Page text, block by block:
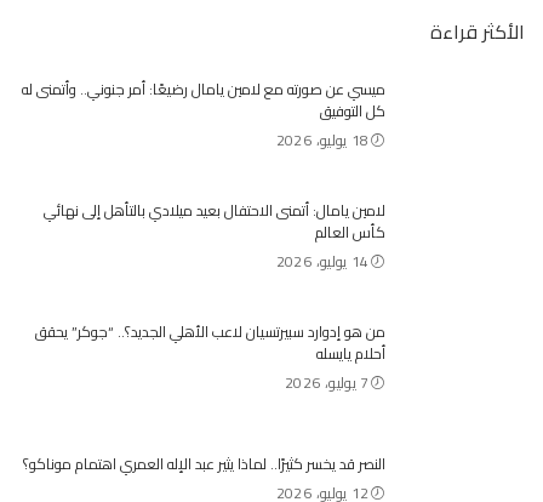
الأكثر قراءة
ميسي عن صورته مع لامين يامال رضيعًا: أمر جنوني.. وأتمنى له
كل التوفيق
18 يوليو، 2026
لامين يامال: أتمنى الاحتفال بعيد ميلادي بالتأهل إلى نهائي
كأس العالم
14 يوليو، 2026
من هو إدوارد سبيرتسيان لاعب الأهلي الجديد؟.. “جوكر” يحقق
أحلام يايسله
7 يوليو، 2026
النصر قد يخسر كثيرًا.. لماذا يثير عبد الإله العمري اهتمام موناكو؟
12 يوليو، 2026